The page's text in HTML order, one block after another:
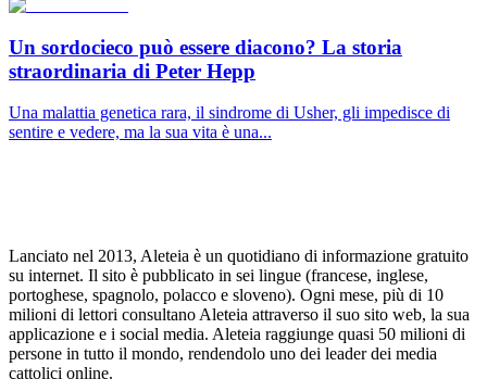
Un sordocieco può essere diacono? La storia
straordinaria di Peter Hepp
Una malattia genetica rara, il sindrome di Usher, gli impedisce di
sentire e vedere, ma la sua vita è una...
Lanciato nel 2013, Aleteia è un quotidiano di informazione gratuito
su internet. Il sito è pubblicato in sei lingue (francese, inglese,
portoghese, spagnolo, polacco e sloveno). Ogni mese, più di 10
milioni di lettori consultano Aleteia attraverso il suo sito web, la sua
applicazione e i social media. Aleteia raggiunge quasi 50 milioni di
persone in tutto il mondo, rendendolo uno dei leader dei media
cattolici online.